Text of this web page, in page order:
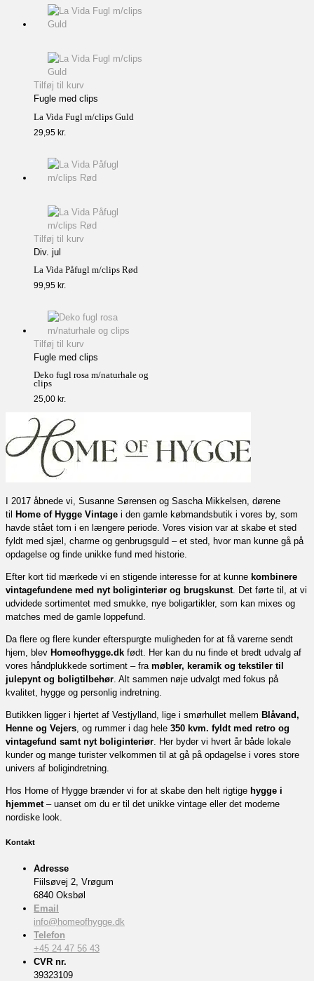
Tilføj til kurv
Fugle med clips
La Vida Fugl m/clips Guld
29,95 kr.
Tilføj til kurv
Div. jul
La Vida Påfugl m/clips Rød
99,95 kr.
Tilføj til kurv
Fugle med clips
Deko fugl rosa m/naturhale og
clips
25,00 kr.
I 2017 åbnede vi, Susanne Sørensen og Sascha Mikkelsen, dørene
til
Home of Hygge Vintage i den gamle købmandsbutik i vores by, som
havde stået tom i en længere periode. Vores vision var at skabe et sted
fyldt med sjæl, charme og genbrugsguld – et sted, hvor man kunne gå på
opdagelse og finde unikke fund med historie.
Efter kort tid mærkede vi en stigende interesse for at kunne kombinere
vintagefundene med nyt boliginteriør og brugskunst. Det førte til, at vi
udvidede sortimentet med smukke, nye boligartikler, som kan mixes og
matches med de gamle loppefund.
Da flere og flere kunder efterspurgte muligheden for at få varerne sendt
hjem, blev Homeofhygge.dk født. Her kan du nu finde et bredt udvalg af
vores håndplukkede sortiment – fra møbler, keramik og tekstiler til
julepynt og boligtilbehør. Alt sammen nøje udvalgt med fokus på
kvalitet, hygge og personlig indretning.
Butikken ligger i hjertet af Vestjylland, lige i smørhullet mellem Blåvand,
Henne og Vejers , og rummer i dag hele 350 kvm. fyldt med retro og
vintagefund samt nyt boliginteriør . Her byder vi hvert år både lokale
kunder og mange turister velkommen til at gå på opdagelse i vores store
univers af boligindretning.
Hos Home of Hygge brænder vi for at skabe den helt rigtige hygge i
hjemmet – uanset om du er til det unikke vintage eller det moderne
nordiske look.
Kontakt
Adresse
Fiilsøvej 2, Vrøgum
6840 Oksbøl
Email
info@homeofhygge.dk
Telefon
+45 24 47 56 43
CVR nr.
39323109